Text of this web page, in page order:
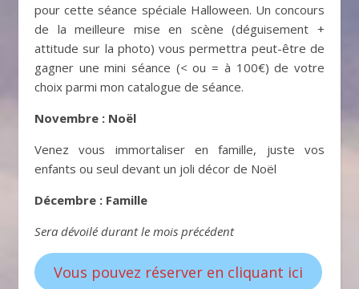
pour cette séance spéciale Halloween. Un concours
de la meilleure mise en scène (déguisement +
attitude sur la photo) vous permettra peut-être de
gagner une mini séance (< ou = à 100€) de votre
choix parmi mon catalogue de séance.
Novembre : Noël
Venez vous immortaliser en famille, juste vos
enfants ou seul devant un joli décor de Noël
Décembre : Famille
Sera dévoilé durant le mois précédent
Vous pouvez réserver en cliquant ici